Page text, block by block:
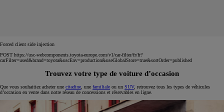
Forced client side injection
POST https://usc-webcomponents.toyota-europe.com/v1/car-filter/fr/fr?
carFilter=used&brand=toyota&uscEnv=production&useGlobalStore=true&sortOrder=published
Trouvez votre type de voiture d’occasion
Que vous souhaitiez acheter une citadine , une familiale ou un SUV, retrouvez tous les types de véhicules
d’occasion en vente dans notre réseau de concessions et réservables en ligne.